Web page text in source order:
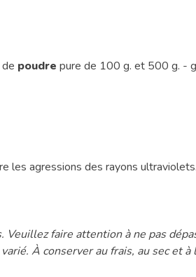
poudre pure de 100 g. et 500 g. -
les agressions des rayons ultraviolets.
faire attention à ne pas
À conserver au frais, au sec et à